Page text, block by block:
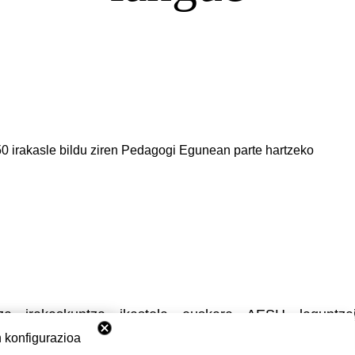
irakasle bildu ziren Pedagogi Egunean parte hartzeko
irakaskuntza ikastola euskara AESH
konfigurazioa